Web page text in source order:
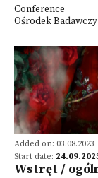
Conference
Ośrodek
Added on: 03.08.2023
Start date:
Wstręt /